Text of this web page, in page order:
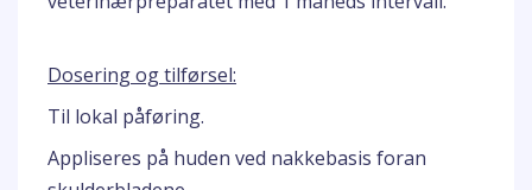
Dosering og tilførsel:
Til lokal påføring.
Appliseres på huden ved nakkebasis foran